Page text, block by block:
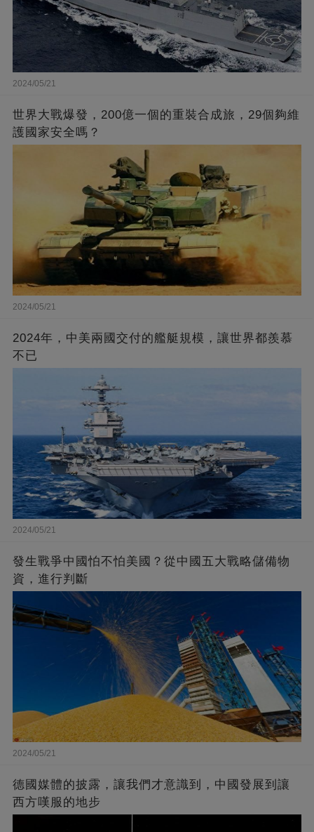
2024/05/21
世界大戰爆發，200億一個的重裝合成旅，29個夠維
護國家安全嗎？
2024/05/21
2024年，中美兩國交付的艦艇規模，讓世界都羨慕
不已
2024/05/21
發生戰爭中國怕不怕美國？從中國五大戰略儲備物
資，進行判斷
2024/05/21
德國媒體的披露，讓我們才意識到，中國發展到讓
西方嘆服的地步